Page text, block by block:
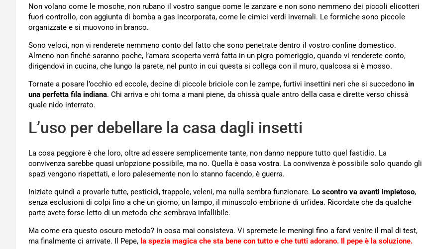
Non volano come le mosche, non rubano il vostro sangue come le zanzare e non sono nemmeno dei piccoli elicotteri
fuori controllo, con aggiunta di bomba a gas incorporata, come le cimici verdi invernali. Le formiche sono piccole
organizzate e si muovono in branco.
Sono veloci, non vi renderete nemmeno conto del fatto che sono penetrate dentro il vostro confine domestico.
Almeno non finché saranno poche, l’amara scoperta verrà fatta in un pigro pomeriggio, quando vi renderete conto,
dirigendovi in cucina, che lungo la parete, nel punto in cui questa si collega con il muro, qualcosa si è mosso.
Tornate a posare l’occhio ed eccole, decine di piccole briciole con le zampe, furtivi insettini neri che si succedono in
una perfetta fila indiana. Chi arriva e chi torna a mani piene, da chissà quale antro della casa e dirette verso chissà
quale nido interrato.
L’uso per debellare la casa dagli insetti
La cosa peggiore è che loro, oltre ad essere semplicemente tante, non danno neppure tutto quel fastidio. La
convivenza sarebbe quasi un’opzione possibile, ma no. Quella è casa vostra. La convivenza è possibile solo quando gli
spazi vengono rispettati, e loro palesemente non lo stanno facendo, è guerra.
Iniziate quindi a provarle tutte, pesticidi, trappole, veleni, ma nulla sembra funzionare. Lo scontro va avanti impietoso,
senza esclusioni di colpi fino a che un giorno, un lampo, il minuscolo embrione di un’idea. Ricordate che da qualche
parte avete forse letto di un metodo che sembrava infallibile.
Ma come era questo oscuro metodo? In cosa mai consisteva. Vi spremete le meningi fino a farvi venire il mal di test,
ma finalmente ci arrivate. Il Pepe, la spezia magica che sta bene con tutto e che tutti adorano. Il pepe è la soluzione.